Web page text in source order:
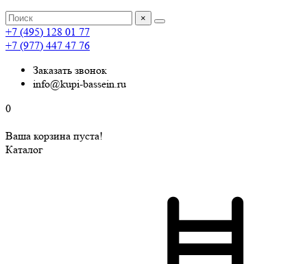
×
+7 (495) 128 01 77
+7 (977) 447 47 76
Заказать звонок
info@kupi-bassein.ru
0
Ваша корзина пуста!
Каталог